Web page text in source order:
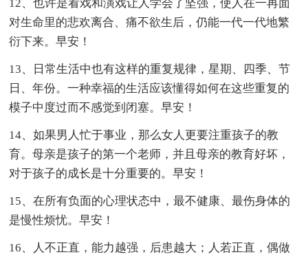
12、也许是看戏和演戏让人学会了坚强，使人在一再面
对生命里的悲欢离合、痛不欲生后，仍能一代一代地繁
衍下来。早安！
13、日常生活中也有这样的重复规律，星期、四季、节
日、年份。一种幸福的生活应该懂得如何在这些重复的
模子中度过而不感觉到闭塞。早安！
14、如果男人忙于事业，那么女人更要注重孩子的教
育。母亲是孩子的第一个老师，并且母亲的教育好坏，
对于孩子的成长是十分重要的。早安！
15、在所有负面的心理状态中，最不健康、最伤身体的
是慢性烦忧。早安！
16、人不正直，能力越强，后患越大；人若正直，偶做